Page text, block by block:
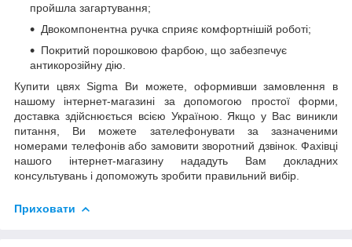
пройшла загартування;
Двокомпонентна ручка сприяє комфортнішій роботі;
Покритий порошковою фарбою, що забезпечує
антикорозійну дію.
Купити цвях Sigma Ви можете, оформивши замовлення в
нашому інтернет-магазині за допомогою простої форми,
доставка здійснюється всією Україною. Якщо у Вас виникли
питання, Ви можете зателефонувати за зазначеними
номерами телефонів або замовити зворотний дзвінок. Фахівці
нашого інтернет-магазину нададуть Вам докладних
консультувань і допоможуть зробити правильний вибір.
Приховати